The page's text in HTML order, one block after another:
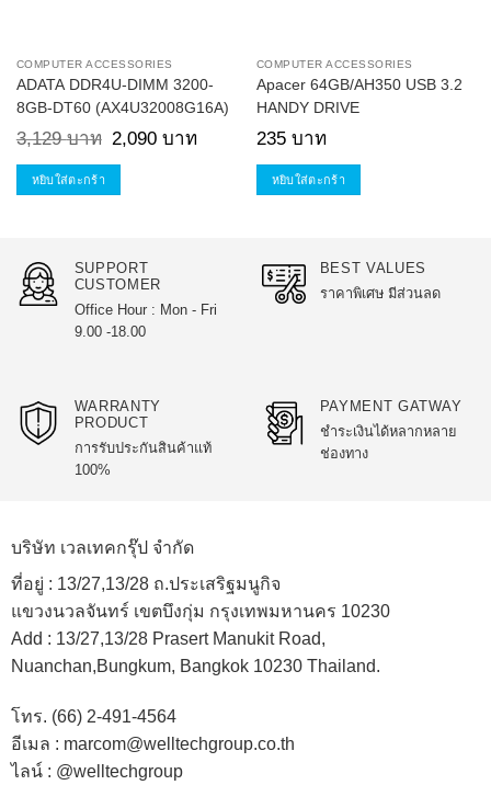
COMPUTER ACCESSORIES
ADATA DDR4U-DIMM 3200-
8GB-DT60 (AX4U32008G16A)
3,129บาท
Original
price
was:
2,090 บาทCurrent
price
2,090 บาท.
หยิบใส่ตะกร้า
COMPUTER ACCESSORIES
Apacer 64GB/AH350 USB 3.2
HANDY DRIVE
235 บาท
หยิบใส่ตะกร้า
SUPPORT
CUSTOMER
Office Hour : Mon - Fri
9.00 -18.00
BEST VALUES
ราคาพิเศษ มีส่วนลด
WARRANTY
PRODUCT
การรับประกันสินค้าแท้
100%
PAYMENT GATWAY
ชำระเงินได้หลากหลาย
ช่องทาง
บริษัท เวลเทคกรุ๊ป จำกัด
ที่อยู่ : 13/27,13/28 ถ.ประเสริฐมนูกิจ
แขวงนวลจันทร์ เขตบึงกุ่ม กรุงเทพมหานคร 10230
Add : 13/27,13/28 Prasert Manukit Road,
Nuanchan,Bungkum, Bangkok 10230 Thailand.
โทร. (66) 2-491-4564
อีเมล : marcom@welltechgroup.co.th
ไลน์ : @welltechgroup